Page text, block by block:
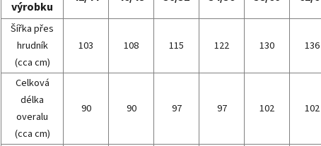
výrobku
Šířka přes
hrudník
(cca cm)
103 108 115 122 130 136
Celková
délka
overalu
(cca cm)
90 90 97 97 102 102